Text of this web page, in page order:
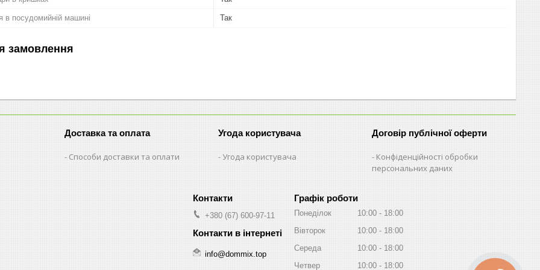
в посудомийній машині Так
замовлення
Доставка та оплата
Способи доставки та оплати
Угода користувача
Угода користувача
Договір публічної оферти
Конфіденційності обробки
персональних даних
+380 (67) 600-97-11
info@dommix.top
Графік роботи
Понеділок 10:00
18:00
Вівторок
10:00
18:00
Середа
10:00
18:00
Четвер
10:00 18:00